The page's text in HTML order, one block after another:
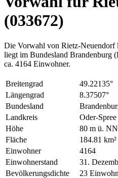
(033672)
Die Vorwahl von Rietz-Neuendorf
liegt im Bundesland Brandenburg
ca. 4164 Einwohner.
Breitengrad
49.22135°
Längengrad
8.37507°
Bundesland
Landkreis
Oder-Spree
Höhe
80 m ü. NN
Fläche
184.81 km²
Einwohner
4164
Einwohnerstand
31.
Bevölkerungsdichte
23